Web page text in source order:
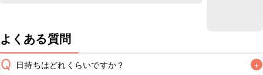
よくある質問
Q 日持ちはどれくらいですか？ +